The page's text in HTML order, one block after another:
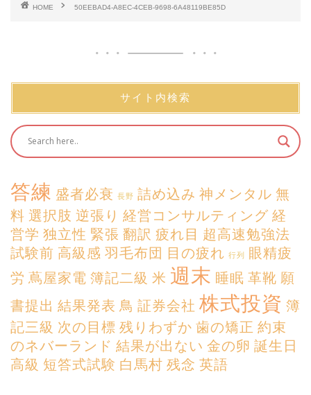
HOME 50EEBAD4-A8EC-4CEB-9698-6A48119BE85D
サイト内検索
答練 盛者必衰 長野 詰め込み 神メンタル 無
料 選択肢 逆張り 経営コンサルティング 経
営学 独立性 緊張 翻訳 疲れ目 超高速勉強法
試験前 高級感 羽毛布団 目の疲れ 行列
眼精疲
労 蔦屋家電 簿記二級 米 週末 睡眠 革靴 願
書提出 結果発表 鳥 証券会社 株式投資 簿
記三級 次の目標 残りわずか 歯の矯正 約束
のネバーランド 結果が出ない 金の卵 誕生日
高級 短答式試験 白馬村 残念 英語